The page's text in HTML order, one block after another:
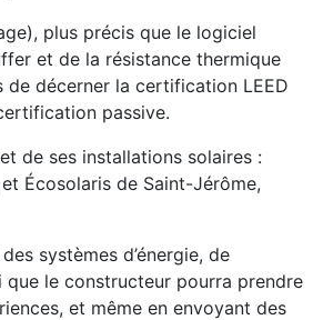
plus précis que le logiciel
et de la résistance thermique
de décerner la certification LEED
passive.
de ses installations solaires :
Écosolaris de Saint-Jérôme,
systèmes d’énergie, de
le constructeur pourra prendre
et même en envoyant des